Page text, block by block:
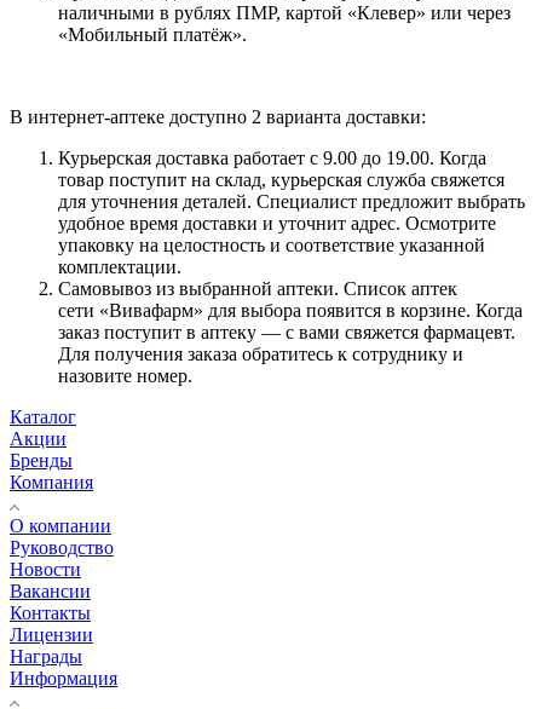
наличными в рублях ПМР, картой «Клевер» или через
«Мобильный платёж».
В интернет-аптеке доступно 2 варианта доставки:
Курьерская доставка работает с 9.00 до 19.00. Когда
товар поступит на склад, курьерская служба свяжется
для уточнения деталей. Специалист предложит выбрать
удобное время доставки и уточнит адрес. Осмотрите
упаковку на целостность и соответствие указанной
комплектации.
Самовывоз из выбранной аптеки. Список аптек
сети «Вивафарм» для выбора появится в корзине. Когда
заказ поступит в аптеку — с вами свяжется фармацевт.
Для получения заказа обратитесь к сотруднику и
назовите номер.
Каталог
Акции
Бренды
Компания
О компании
Руководство
Новости
Вакансии
Контакты
Лицензии
Награды
Информация